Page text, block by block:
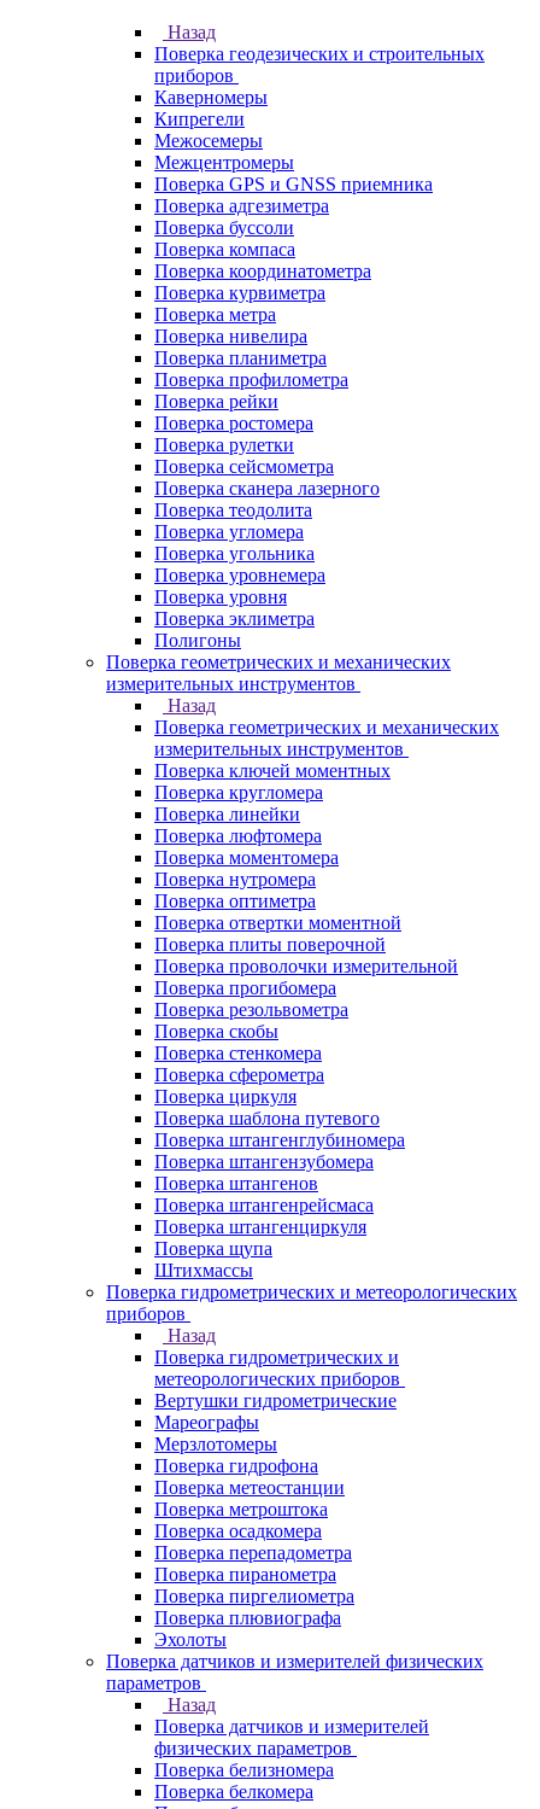
Назад
Поверка геодезических и строительных
приборов
Каверномеры
Кипрегели
Межосемеры
Межцентромеры
Поверка GPS и GNSS приемника
Поверка адгезиметра
Поверка буссоли
Поверка компаса
Поверка координатометра
Поверка курвиметра
Поверка метра
Поверка нивелира
Поверка планиметра
Поверка профилометра
Поверка рейки
Поверка ростомера
Поверка рулетки
Поверка сейсмометра
Поверка сканера лазерного
Поверка теодолита
Поверка угломера
Поверка угольника
Поверка уровнемера
Поверка уровня
Поверка эклиметра
Полигоны
Поверка геометрических и механических
измерительных инструментов
Назад
Поверка геометрических и механических
измерительных инструментов
Поверка ключей моментных
Поверка кругломера
Поверка линейки
Поверка люфтомера
Поверка моментомера
Поверка нутромера
Поверка оптиметра
Поверка отвертки моментной
Поверка плиты поверочной
Поверка проволочки измерительной
Поверка прогибомера
Поверка резольвометра
Поверка скобы
Поверка стенкомера
Поверка сферометра
Поверка циркуля
Поверка шаблона путевого
Поверка штангенглубиномера
Поверка штангензубомера
Поверка штангенов
Поверка штангенрейсмаса
Поверка штангенциркуля
Поверка щупа
Штихмассы
Поверка гидрометрических и метеорологических
приборов
Назад
Поверка гидрометрических и
метеорологических приборов
Вертушки гидрометрические
Мареографы
Мерзлотомеры
Поверка гидрофона
Поверка метеостанции
Поверка метроштока
Поверка осадкомера
Поверка перепадометра
Поверка пиранометра
Поверка пиргелиометра
Поверка плювиографа
Эхолоты
Поверка датчиков и измерителей физических
параметров
Назад
Поверка датчиков и измерителей
физических параметров
Поверка белизномера
Поверка белкомера